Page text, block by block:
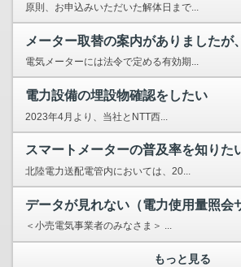
原則、お申込みいただいた解体日まで...
メーター取替の案内がありましたが
電気メーターには法令で定める有効期...
電力設備の埋設物確認をしたい
2023年4月より、当社とNTT西...
スマートメーターの普及率を知りた
北陸電力送配電管内においては、20...
データが見れない（電力使用量照会
＜小売電気事業者のみなさま＞ ...
もっと見る